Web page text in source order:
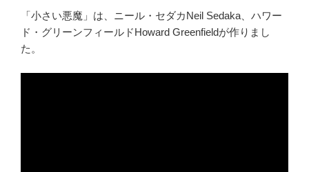
「小さい悪魔」は、ニール・セダカNeil Sedaka、ハワー
ド・グリーンフィールドHoward Greenfieldが作りまし
た。